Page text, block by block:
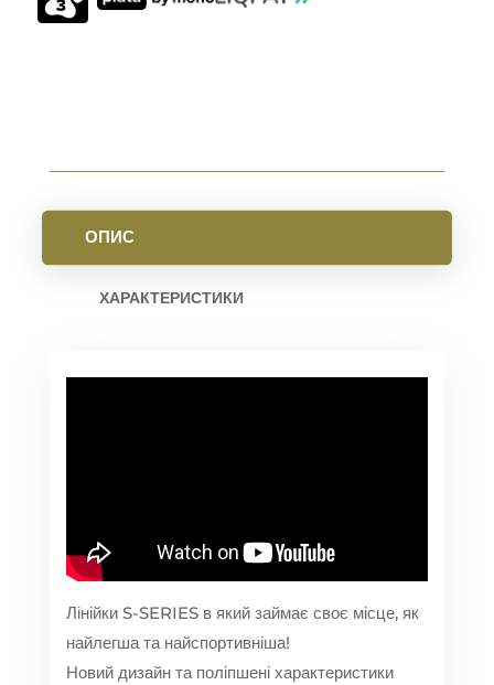
15
ОПИС
ХАРАКТЕРИСТИКИ
Лінійки S-SERIES в який займає своє місце, як
найлегша та найспортивніша!
Новий дизайн та поліпшені характеристики